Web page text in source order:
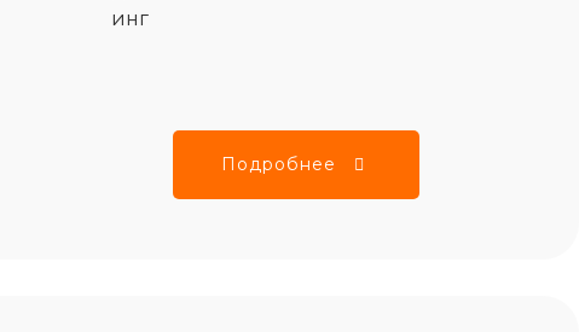
инг
Подробнее